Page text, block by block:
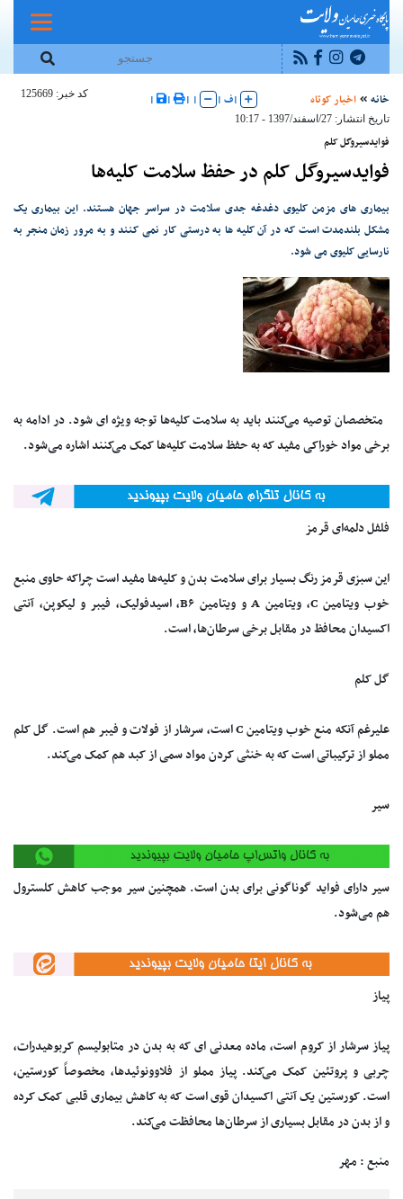
خانه اخبار کوتاه |ف |
|
|
|
|
کد خبر: 125669
تاریخ انتشار: 27/اسفند/1397 - 10:17
فوایدسیروگل کلم
فوایدسیروگل کلم در حفظ سلامت کلیه‌ها
بیماری های مزمن کلیوی دغدغه جدی سلامت در سراسر جهان هستند. این بیماری یک
مشکل بلندمدت است که در آن کلیه ها به درستی کار نمی کنند و به مرور زمان منجر به
نارسایی کلیوی می شود.
متخصصان توصیه می‌کنند باید به سلامت کلیه‌ها توجه ویژه ای شود. در ادامه به
برخی مواد خوراکی مفید که به حفظ سلامت کلیه‌ها کمک می‌کنند اشاره می‌شود.
فلفل دلمه‌ای قرمز
این سبزی قرمز رنگ بسیار برای سلامت بدن و کلیه‌ها مفید است چراکه حاوی منبع
خوب ویتامین C، ویتامین A و ویتامین B۶، اسیدفولیک، فیبر و لیکوپن، آنتی
اکسیدان محافظ در مقابل برخی سرطان‌ها، است.
گل کلم
علیرغم آنکه منع خوب ویتامین C است، سرشار از فولات و فیبر هم است. گل کلم
مملو از ترکیباتی است که به خنثی کردن مواد سمی از کبد هم کمک می‌کند.
سیر
سیر دارای فواید گوناگونی برای بدن است. همچنین سیر موجب کاهش کلسترول
هم می‌شود.
پیاز
پیاز سرشار از کروم است، ماده معدنی ای که به بدن در متابولیسم کربوهیدرات،
چربی و پروتئین کمک می‌کند. پیاز مملو از فلاوونوئیدها، مخصوصاً کورستین،
است. کورستین یک آنتی اکسیدان قوی است که به کاهش بیماری قلبی کمک کرده
و از بدن در مقابل بسیاری از سرطان‌ها محافظت می‌کند.
منبع : مهر